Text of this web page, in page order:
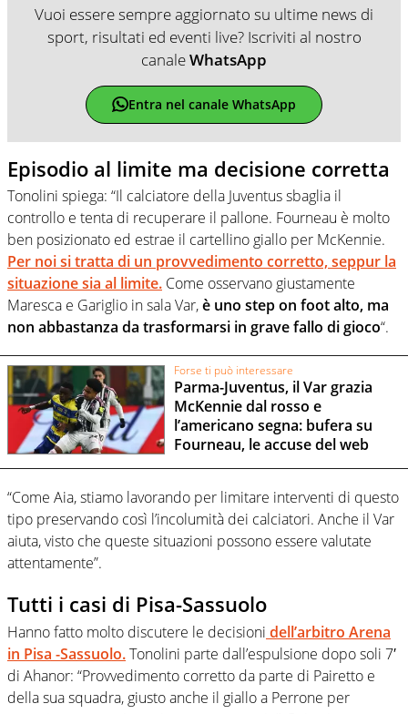
Vuoi essere sempre aggiornato su ultime news di
sport, risultati ed eventi live? Iscriviti al nostro
canaleWhatsApp
Entra nel canale WhatsApp
Episodio al limite ma decisione corretta
Tonolini spiega: “Il calciatore della Juventus sbaglia il
controllo e tenta di recuperare il pallone. Fourneau è molto
ben posizionato ed estrae il cartellino giallo per McKennie.
Per noi si tratta di un provvedimento corretto, seppur la
situazione sia al limite. Come osservano giustamente
Maresca e Gariglio in sala Var,è uno step on foot alto, ma
non abbastanza da trasformarsi in grave fallo di gioco“.
Forse ti può interessare
Parma-Juventus, il Var grazia
McKennie dal rosso e
l’americano segna: bufera su
Fourneau, le accuse del web
“Come Aia, stiamo lavorando per limitare interventi di questo
tipo preservando così l’incolumità dei calciatori. Anche il Var
aiuta, visto che queste situazioni possono essere valutate
attentamente”.
Tutti i casi di Pisa-Sassuolo
Hanno fatto molto discutere le decisioni dell’arbitro Arena
in Pisa -Sassuolo.Tonolini parte dall’espulsione dopo soli 7′
di Ahanor: “Provvedimento corretto da parte di Pairetto e
della sua squadra, giusto anche il giallo a Perrone per